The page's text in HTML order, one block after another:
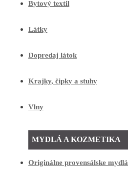
Bytový textil
Látky
Dopredaj látok
Krajky, čipky a stuhy
Vlny
MYDLÁ A KOZMETIKA
Originálne provensálske mydlá